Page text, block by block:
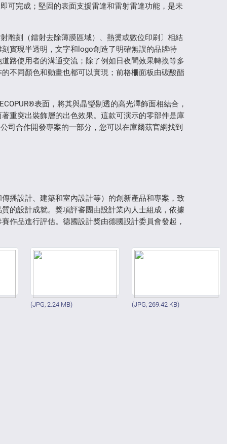
可完成；堅固的表面支援雷達和雷射雷達功能，是未
雕刻（鐳射去除薄膜區域）、熱燙或數位印刷〕相結
實現半透明，文字和logo創造了明確無誤的品牌特
路使用者的溝通交流；除了例如日夜間效果轉換等多
不同顏色和動畫也都可以實現；前格柵面板由碳酸酯
表面，將其與晶瑩剔透的高光澤飾面相結合，
重突出裝飾層的出色效果。這款可演示的零部件是庫
司合作開發專案的一部分，您可以在庫爾茲官網找到
播設計、建築和室內設計等）的創新產品和專案，致
的設計成就。獎項評審團由設計業內人士組成，依據
作品進行評估。德國設計獎由德國設計委員會發起，
(JPG, 2.24 MB) (JPG, 269.42 KB)